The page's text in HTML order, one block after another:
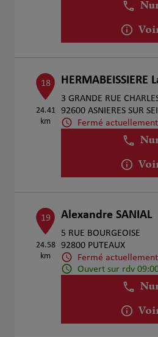
18
24.41
km
HERMABEISSIERE
3 GRANDE RUE
92600 ASNIERES SUR
Fermé actuellement
19
24.58
km
Alexandre SANIAL
5 RUE BOURGEOISE
92800 PUTEAUX
Fermé actuellement
Ouvert sur rdv